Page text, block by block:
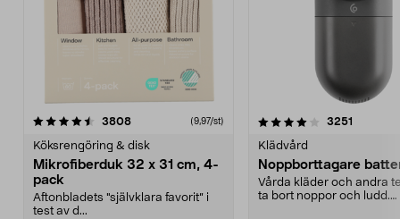
3808recensioner (9,97/st)
Köksrengöring & disk
Mikrofiberduk 32 x 31 cm, 4-
pack
Aftonbladets "självklara favorit” i
test av d...
4.0av 5 stjärnor 3251
Klädvård
Noppborttagare
Vårda kläder och andra
ta bort noppor och ludd.
4.5av 5 stjärnor